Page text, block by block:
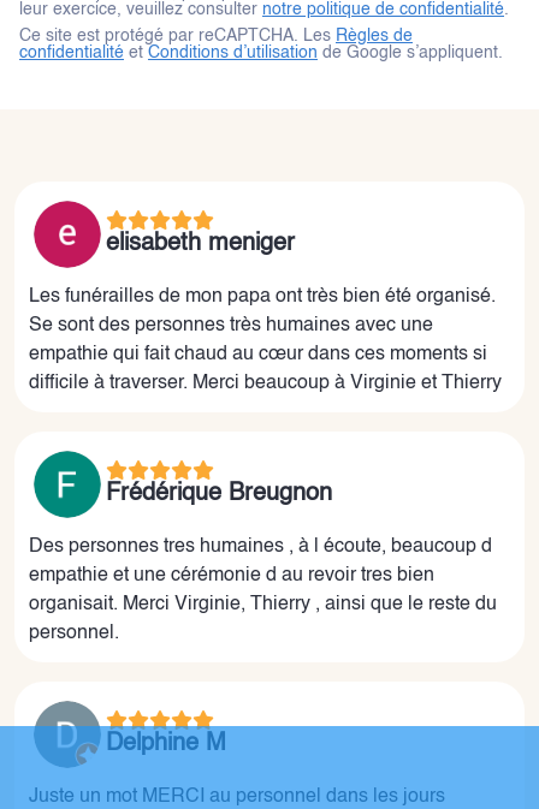
leur exercice, veuillez consulter notre politique de confidentialité.
Ce site est protégé par reCAPTCHA. Les Règles de
confidentialité et Conditions d’utilisation de Google s’appliquent.
elisabeth meniger
Les funérailles de mon papa ont très bien été organisé.
Se sont des personnes très humaines avec une
empathie qui fait chaud au cœur dans ces moments si
difficile à traverser. Merci beaucoup à Virginie et Thierry
Frédérique Breugnon
Des personnes tres humaines , à l écoute, beaucoup d
empathie et une cérémonie d au revoir tres bien
organisait. Merci Virginie, Thierry , ainsi que le reste du
personnel.
Delphine M
Juste un mot MERCI au personnel dans les jours